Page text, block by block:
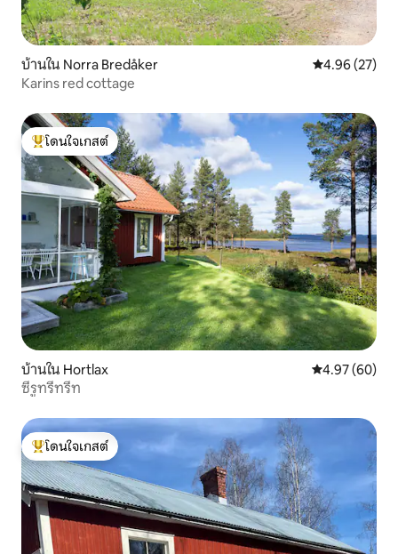
บ้านใน Norra Bredåker คะแนนเฉลี่ย
4.96 (27)
Karins red cottage
โดนใจเกสต์ที่สุด
โดนใจเกสต์
บ้านใน Hortlax คะแนนเฉลี่ย
4.97 (60)
ซีรูทรีทรีท
โดนใจเกสต์ที่สุด
โดนใจเกสต์